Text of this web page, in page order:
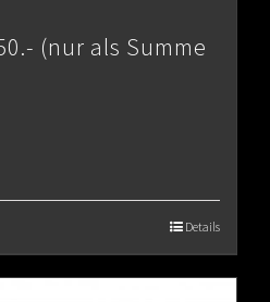
(nur als Summe
Details